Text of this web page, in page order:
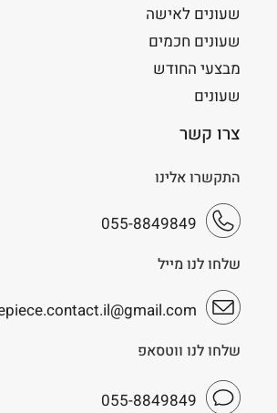
שעונים לאישה
שעונים חכמים
מבצעי החודש
שעונים
צרו קשר
התקשרו אלינו
055-8849849
שלחו לנו מייל
שלחו לנו ווטסאפ
055-8849849